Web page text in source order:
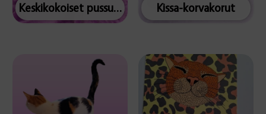
Keskikokoiset pussukat Kissa-korvakorut